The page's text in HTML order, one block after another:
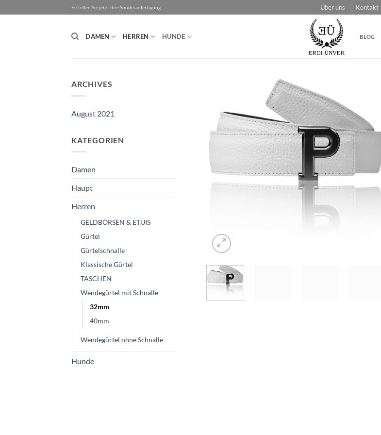
Inhalt
Erstellen Sie jetzt Ihre Sonderanfertigung Über uns Kontakt
DAMEN HERREN HUNDE BLOG
ARCHIVES
August 2021
KATEGORIEN
Damen
Haupt
Herren
GELDBÖRSEN & ETUIS
Gürtel
Gürtelschnalle
Klassische Gürtel
TASCHEN
Wendegürtel mit Schnalle
32mm
40mm
Wendegürtel ohne Schnalle
Hunde
wishlist